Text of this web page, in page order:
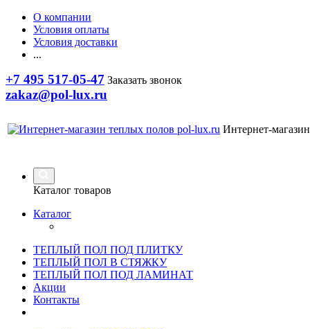
О компании
Условия оплаты
Условия доставки
...
+7 495 517-05-47 Заказать звонок
zakaz@pol-lux.ru
Интернет-
Каталог товаров
Каталог
ТЕПЛЫЙ ПОЛ ПОД ПЛИТКУ
ТЕПЛЫЙ ПОЛ В СТЯЖКУ
ТЕПЛЫЙ ПОЛ ПОД ЛАМИНАТ
Акции
Контакты